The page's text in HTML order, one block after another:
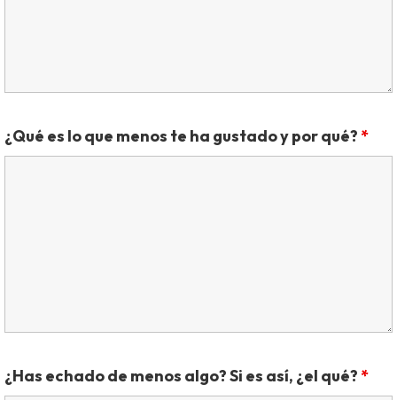
¿Qué es lo que menos te ha gustado y por qué? *
¿Has echado de menos algo? Si es así, ¿el qué? *